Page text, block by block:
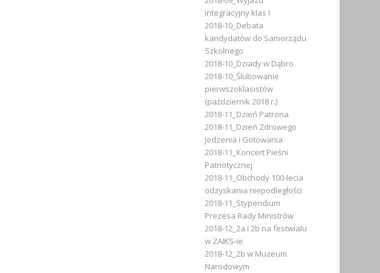
integracyjny klas I
2018-10_Debata
kandydatów do Samorządu
Szkolnego
2018-10_Dziady w Dąbro
2018-10_Ślubowanie
pierwszoklasistów
(październik 2018 r.)
2018-11_Dzień Patrona
2018-11_Dzień Zdrowego
Jedzenia i Gotowania
2018-11_Koncert Pieśni
Patriotycznej
2018-11_Obchody 100-lecia
odzyskania niepodległości
2018-11_Stypendium
Prezesa Rady Ministrów
2018-12_2a i 2b na festwialu
w ZAIKS-ie
2018-12_2b w Muzeum
Narodowym